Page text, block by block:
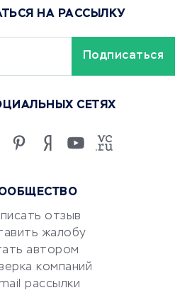
работы
отзыв
жалобу
автором
компаний
рассылки
НА РАССЫЛКУ
СЕТЯХ